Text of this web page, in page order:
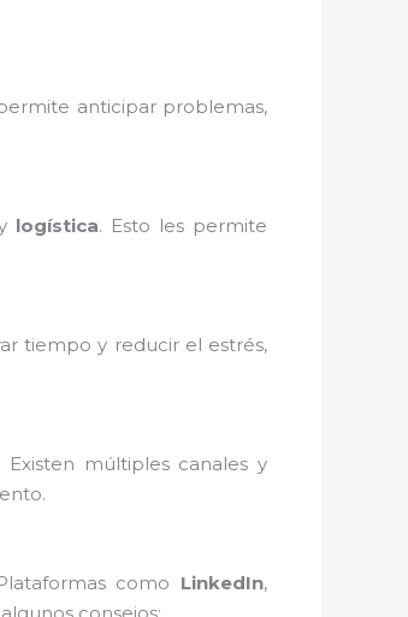
anticipar problemas,
logística. Esto les permite
tiempo y reducir el estrés,
múltiples canales y
como LinkedIn,
consejos: